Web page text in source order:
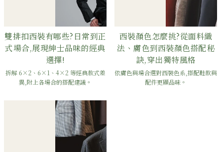
雙排扣西裝有哪些?日常到正
式場合,展現紳士品味的經典
選擇!
拆解 6×2、6×1、4×2 等經典款式差
異,附上各場合的搭配建議。
西裝顏色怎麼挑?從面料織
法、膚色到西裝顏色搭配秘
訣,穿出獨特風格
依膚色與場合選對西裝色系,搭配鞋款與
配件更顯品味。